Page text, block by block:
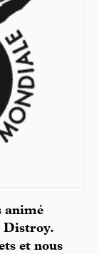
animé
Distroy.
et nous